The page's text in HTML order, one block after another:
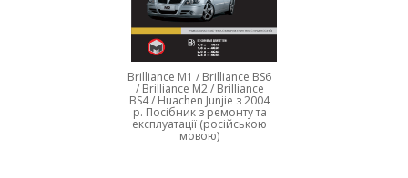
Brilliance M1 / Brilliance BS6
/ Brilliance M2 / Brilliance
BS4 / Huachen Junjie з 2004
р. Посібник з ремонту та
експлуатації (російською
мовою)